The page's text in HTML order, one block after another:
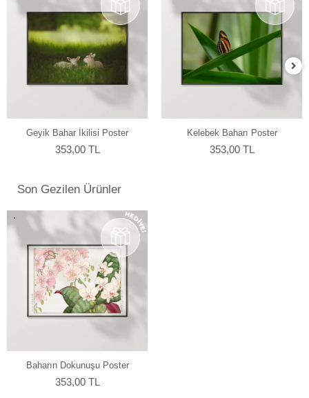
bağlıdır. Bu da profesyonel monitör kullanımını gerektirmektedir.
Kullanmış olduğumuz Eizo monitörlerde düzenli aralıklarla renk
kalibrasyonu yapılmakta ve ekrandaki fotoğraf renkleri baskıda en
doğru şekilde çıkmaktadır. Ayrıca kullandığımız tüm kağıtlarımız için
en hassas ve eşsiz renk profillerini atölyemizde kendimiz
yapmaktayız.
Geyik Bahar İkilisi Poster
353,00 TL
Kelebek Baharı Poster
353,00 TL
Son Gezilen Ürünler
Baharın Dokunuşu Poster
353,00 TL